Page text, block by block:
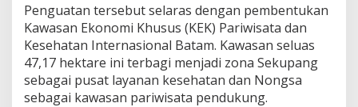
Penguatan tersebut selaras dengan pembentukan
Kawasan Ekonomi Khusus (KEK) Pariwisata dan
Kesehatan Internasional Batam. Kawasan seluas
47,17 hektare ini terbagi menjadi zona Sekupang
sebagai pusat layanan kesehatan dan Nongsa
sebagai kawasan pariwisata pendukung.